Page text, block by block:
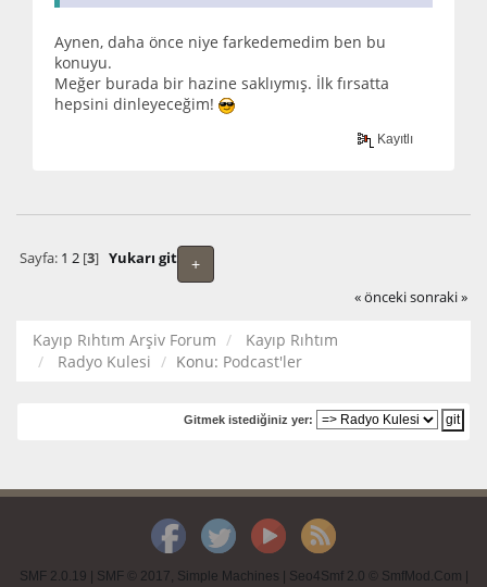
Aynen, daha önce niye farkedemedim ben bu
konuyu.
Meğer burada bir hazine saklıymış. İlk fırsatta
hepsini dinleyeceğim!
Kayıtlı
+
Sayfa: 1 2[3] Yukarı git
« önceki sonraki »
Kayıp Rıhtım Arşiv Forum
Kayıp Rıhtım
Radyo Kulesi
Konu: Podcast'ler
Gitmek istediğiniz yer:
SMF 2.0.19 SMF © 2017, Simple Machines Seo4Smf 2.0 © SmfMod.Com